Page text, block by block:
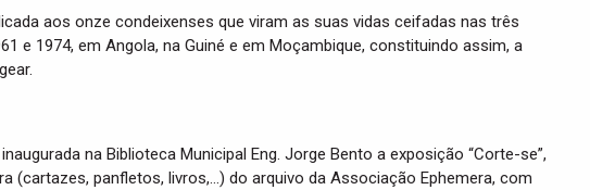
aos onze condeixenses que viram as suas vidas ceifadas nas três
e 1974, em Angola, na Guiné e em Moçambique, constituindo assim, a
na Biblioteca Municipal Eng. Jorge Bento a exposição “Corte-se”,
(cartazes, panfletos, livros,…) do arquivo da Associação Ephemera, com